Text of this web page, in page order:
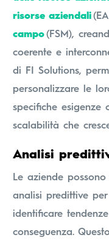
risorse aziendali
campo(FSM),
coerente e
di FI Solutions,
personalizzare le
specifiche esigenze
scalabilità che
Analisi
Le aziende
analisi predittive
identificare
conseguenza.